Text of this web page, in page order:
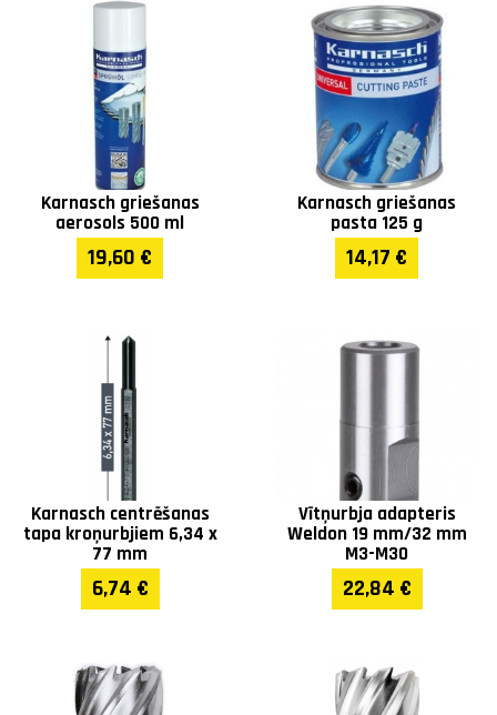
Karnasch griešanas
aerosols 500 ml
19,60 €
Karnasch griešanas
pasta 125 g
14,17 €
Karnasch centrēšanas
tapa kroņurbjiem 6,34 x
77 mm
6,74 €
Vītņurbja adapteris
Weldon 19 mm/32 mm
M3-M30
22,84 €